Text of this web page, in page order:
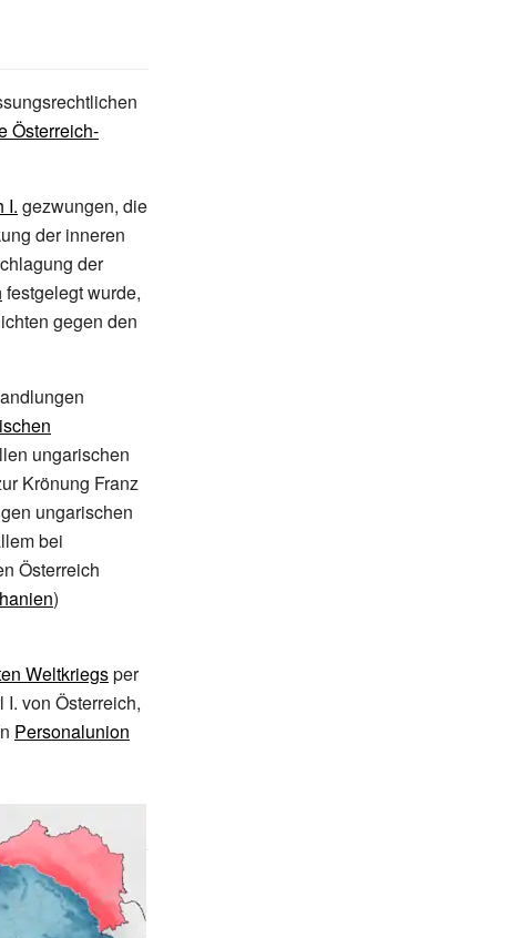
Österreich-
I. gezwungen, die
der inneren
der
festgelegt wurde,
gegen den
ungarischen
Krönung Franz
ungarischen
bei
Österreich
)
Weltkriegsper
I. von Österreich,
Personalunion